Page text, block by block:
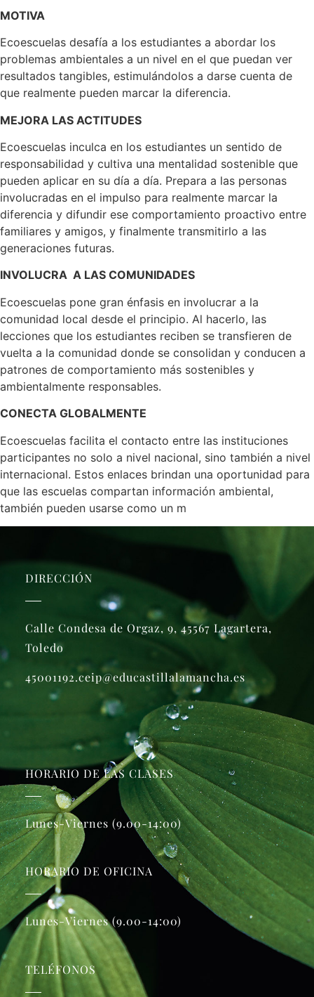
MOTIVA
Ecoescuelas desafía a los estudiantes a abordar los
problemas ambientales a un nivel en el que puedan ver
resultados tangibles, estimulándolos a darse cuenta de
que realmente pueden marcar la diferencia.
MEJORA LAS ACTITUDES
Ecoescuelas inculca en los estudiantes un sentido de
responsabilidad y cultiva una mentalidad sostenible que
pueden aplicar en su día a día. Prepara a las personas
involucradas en el impulso para realmente marcar la
diferencia y difundir ese comportamiento proactivo entre
familiares y amigos, y finalmente transmitirlo a las
generaciones futuras.
INVOLUCRA A LAS COMUNIDADES
Ecoescuelas pone gran énfasis en involucrar a la
comunidad local desde el principio. Al hacerlo, las
lecciones que los estudiantes reciben se transfieren de
vuelta a la comunidad donde se consolidan y conducen a
patrones de comportamiento más sostenibles y
ambientalmente responsables.
CONECTA GLOBALMENTE
Ecoescuelas facilita el contacto entre las instituciones
participantes no solo a nivel nacional, sino también a nivel
internacional. Estos enlaces brindan una oportunidad para
que las escuelas compartan información ambiental,
también pueden usarse como un m
DIRECCIÓN
Calle Condesa de Orgaz, 9, 45567 Lagartera,
Toledo
45001192.ceip@educastillalamancha.es
HORARIO DE LAS CLASES
Lunes-Viernes (9.00-14:00)
HORARIO DE OFICINA
Lunes-Viernes (9.00-14:00)
TELÉFONOS